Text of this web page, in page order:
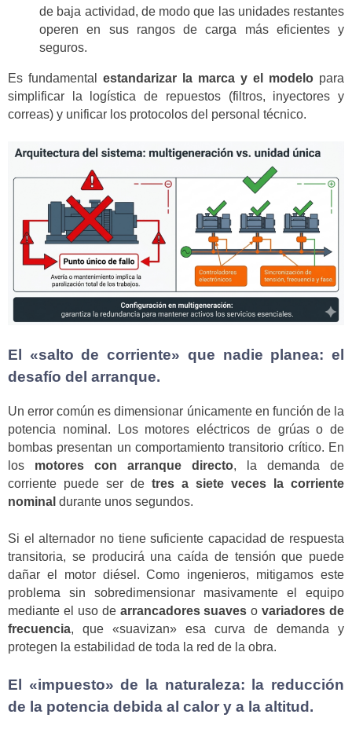
de baja actividad, de modo que las unidades restantes
operen en sus rangos de carga más eficientes y
seguros.
Es fundamental estandarizar la marca y el modelo para
simplificar la logística de repuestos (filtros, inyectores y
correas) y unificar los protocolos del personal técnico.
El «salto de corriente» que nadie planea: el
desafío del arranque.
Un error común es dimensionar únicamente en función de la
potencia nominal. Los motores eléctricos de grúas o de
bombas presentan un comportamiento transitorio crítico. En
los motores con arranque directo, la demanda de
corriente puede ser de tres a siete veces la corriente
nominal durante unos segundos.
Si el alternador no tiene suficiente capacidad de respuesta
transitoria, se producirá una caída de tensión que puede
dañar el motor diésel. Como ingenieros, mitigamos este
problema sin sobredimensionar masivamente el equipo
mediante el uso de arrancadores suaves ovariadores de
frecuencia, que «suavizan» esa curva de demanda y
protegen la estabilidad de toda la red de la obra.
El «impuesto» de la naturaleza: la reducción
de la potencia debida al calor y a la altitud.